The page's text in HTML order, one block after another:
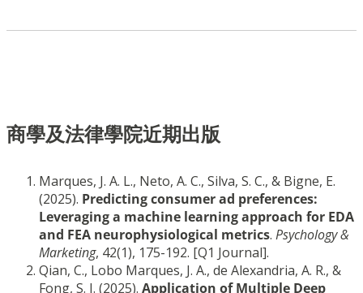
商學及法律學院近期出版
Marques, J. A. L., Neto, A. C., Silva, S. C., & Bigne, E.
(2025). Predicting consumer ad preferences:
Leveraging a machine learning approach for EDA
and FEA neurophysiological metrics. Psychology &
Marketing, 42(1), 175-192. [Q1 Journal].
Qian, C., Lobo Marques, J. A., de Alexandria, A. R., &
Fong, S. J. (2025). Application of Multiple Deep